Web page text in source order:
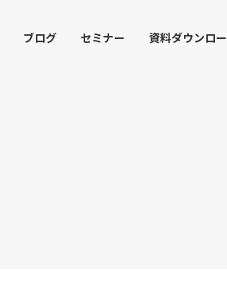
ブログ セミナー 資料ダウンロ